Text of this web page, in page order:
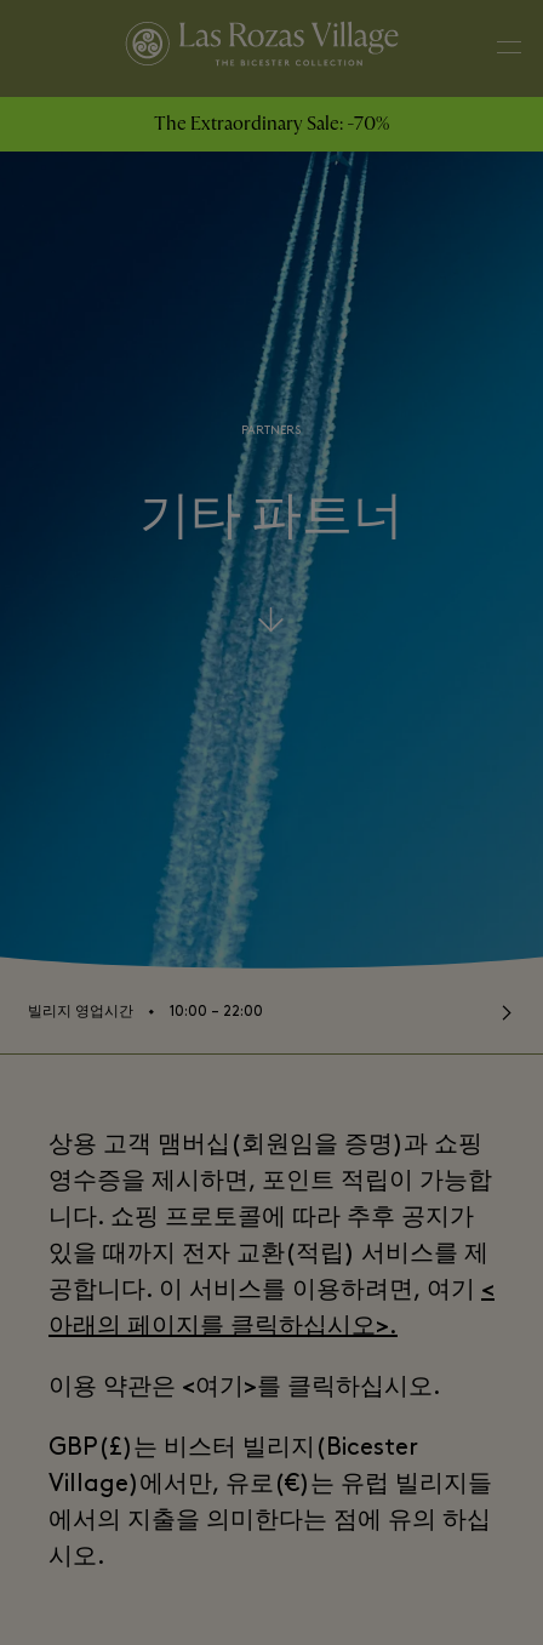
The Extraordinary Sale: -70%
PARTNERS
기타 파트너
빌리지 영업시간 ⬩ 10:00 – 22:00
상용 고객 맴버십(회원임을 증명)과 쇼핑
영수증을 제시하면, 포인트 적립이 가능합
니다. 쇼핑 프로토콜에 따라 추후 공지가
있을 때까지 전자 교환(적립) 서비스를 제
공합니다. 이 서비스를 이용하려면, 여기 <
아래의 페이지를 클릭하십시오>.
이용 약관은 <여기>를 클릭하십시오.
GBP(£)는 비스터 빌리지(Bicester
Village)에서만, 유로(€)는 유럽 빌리지들
에서의 지출을 의미한다는 점에 유의 하십
시오.